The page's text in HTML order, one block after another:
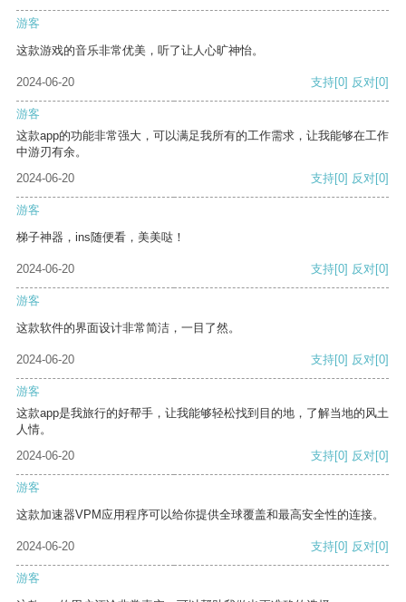
游客
这款游戏的音乐非常优美，听了让人心旷神怡。
2024-06-20 支持[0] 反对[0]
游客
这款app的功能非常强大，可以满足我所有的工作需求，让我能够在工作
中游刃有余。
2024-06-20
支持[0] 反对[0]
游客
梯子神器，ins随便看，美美哒！
2024-06-20 支持[0] 反对[0]
游客
这款软件的界面设计非常简洁，一目了然。
2024-06-20 支持[0] 反对[0]
游客
这款app是我旅行的好帮手，让我能够轻松找到目的地，了解当地的风土
人情。
2024-06-20
支持[0] 反对[0]
游客
这款加速器VPM应用程序可以给你提供全球覆盖和最高安全性的连接。
2024-06-20 支持[0] 反对[0]
游客